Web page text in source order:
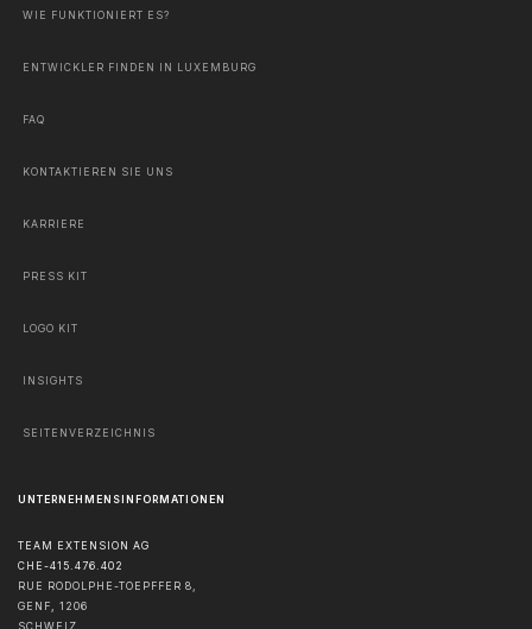
WIE FUNKTIONIERT ES?
ENTWICKLER FINDEN IN LUXEMBURG
FAQ
KONTAKTIEREN SIE UNS
KARRIERE
PRESS KIT
LOGO KIT
INSIGHTS
SEITENVERZEICHNIS
UNTERNEHMENSINFORMATIONEN
TEAM EXTENSION AG
CHE-415.476.402
RUE RODOLPHE-TOEPFFER 8,
GENF, 1206